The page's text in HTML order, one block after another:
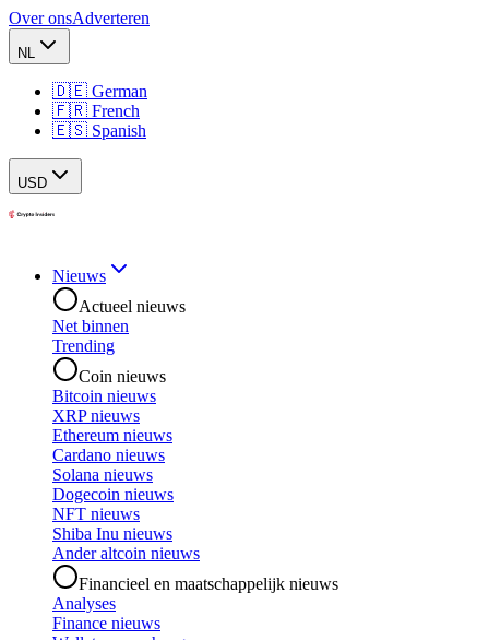
Over onsAdverteren
NL
🇩🇪 German
🇫🇷 French
🇪🇸 Spanish
USD
Nieuws
Actueel nieuws
Net binnen
Trending
Coin nieuws
Bitcoin nieuws
XRP nieuws
Ethereum nieuws
Cardano nieuws
Solana nieuws
Dogecoin nieuws
NFT nieuws
Shiba Inu nieuws
Ander altcoin nieuws
Financieel en maatschappelijk nieuws
Analyses
Finance nieuws